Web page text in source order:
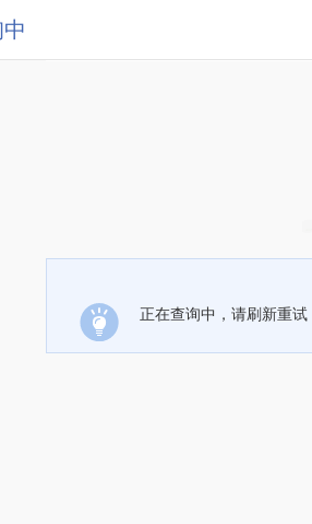
正在查询中，请刷新重试